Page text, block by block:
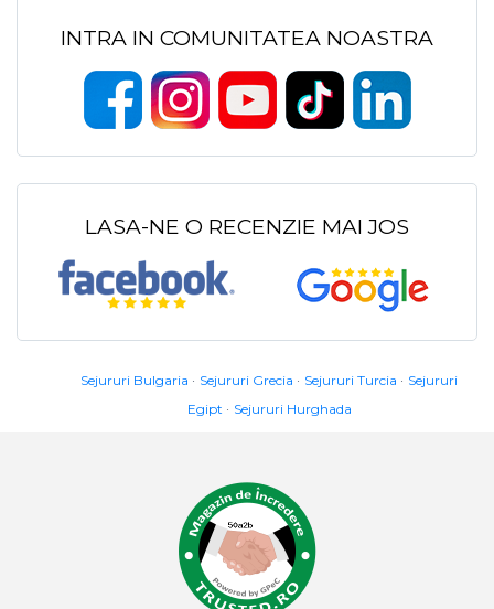
INTRA IN COMUNITATEA NOASTRA
LASA-NE O RECENZIE MAI JOS
Sejururi Bulgaria Sejururi Grecia Sejururi Turcia
Sejururi
Egipt
Sejururi Hurghada